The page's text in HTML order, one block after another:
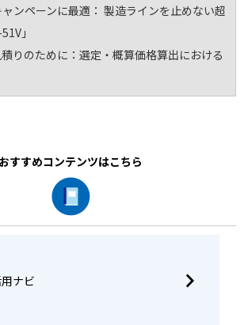
ンペーンに最適： 製造ラインを止めない超
」
りのために： 選定・概算価格算出における
おすすめコンテンツはこちら
ナビ